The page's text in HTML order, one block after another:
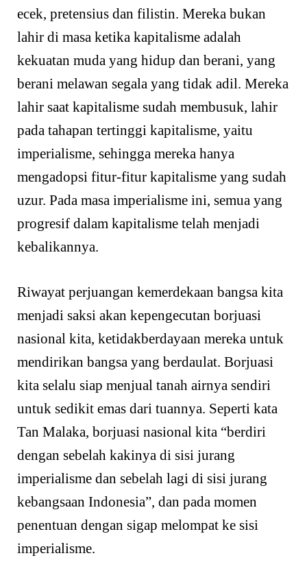
ecek, pretensius dan filistin. Mereka bukan
lahir di masa ketika kapitalisme adalah
kekuatan muda yang hidup dan berani, yang
berani melawan segala yang tidak adil. Mereka
lahir saat kapitalisme sudah membusuk, lahir
pada tahapan tertinggi kapitalisme, yaitu
imperialisme, sehingga mereka hanya
mengadopsi fitur-fitur kapitalisme yang sudah
uzur. Pada masa imperialisme ini, semua yang
progresif dalam kapitalisme telah menjadi
kebalikannya.
Riwayat perjuangan kemerdekaan bangsa kita
menjadi saksi akan kepengecutan borjuasi
nasional kita, ketidakberdayaan mereka untuk
mendirikan bangsa yang berdaulat. Borjuasi
kita selalu siap menjual tanah airnya sendiri
untuk sedikit emas dari tuannya. Seperti kata
Tan Malaka, borjuasi nasional kita “berdiri
dengan sebelah kakinya di sisi jurang
imperialisme dan sebelah lagi di sisi jurang
kebangsaan Indonesia”, dan pada momen
penentuan dengan sigap melompat ke sisi
imperialisme.